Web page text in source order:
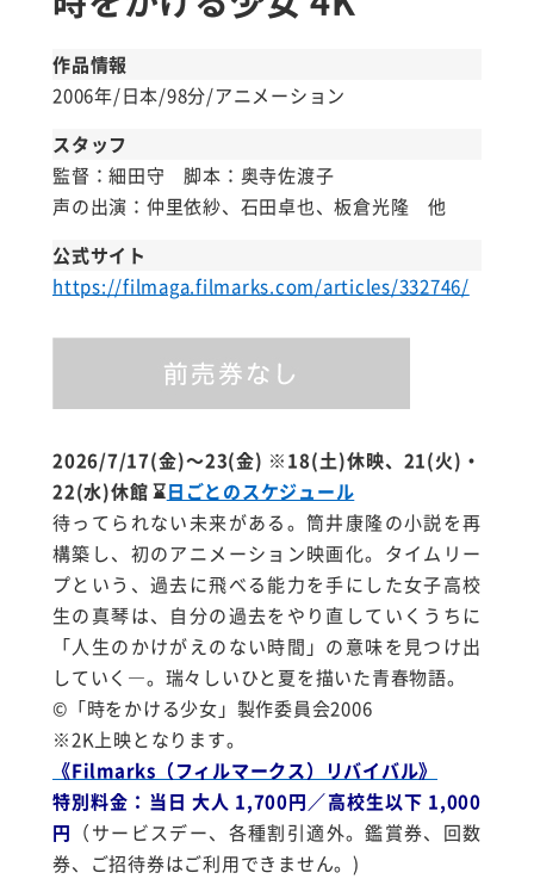
作品情報
2006年/日本/98分/アニメーション
スタッフ
監督：細田守 脚本：奥寺佐渡子
声の出演：仲里依紗、石田卓也、板倉光隆 他
公式サイト
https://filmaga.filmarks.com/articles/332746/
2026/7/17(金)～23(金) ※18(土)休映、21(火)・
22(水)休館⌛日ごとのスケジュール
待ってられない未来がある。筒井康隆の小説を再
構築し、初のアニメーション映画化。タイムリー
プという、過去に飛べる能力を手にした女子高校
生の真琴は、自分の過去をやり直していくうちに
「人生のかけがえのない時間」の意味を見つけ出
していく―。瑞々しいひと夏を描いた青春物語。
©「時をかける少女」製作委員会2006
※2K上映となります。
《Filmarks（フィルマークス）リバイバル》
特別料金：当日 大人 1,700円／高校生以下 1,000
円 （サービスデー、各種割引適外。鑑賞券、回数
券、ご招待券はご利用できません。)